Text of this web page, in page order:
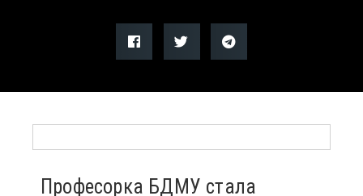
Професорка БДМУ стала